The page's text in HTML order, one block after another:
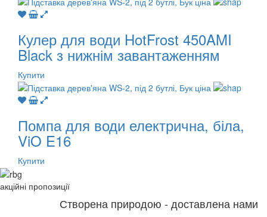
Кулер для води HotFrost 450AMI
Black з нижнім завантаженням
Купити
Помпа для води електрична, біла,
ViO E16
Купити
акційні пропозиції
Створена природою - доставлена нами